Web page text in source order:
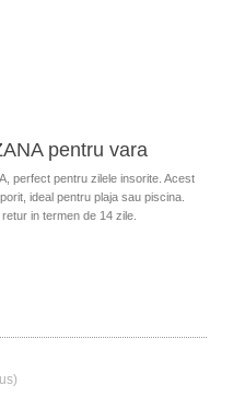
pentru vara
perfect pentru zilele insorite. Acest
ideal pentru plaja sau piscina.
in termen de 14 zile.